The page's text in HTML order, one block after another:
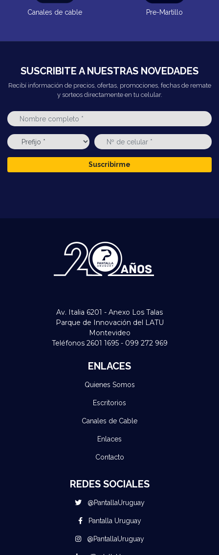
Canales de cable Pre-Martillo
SUSCRIBITE A NUESTRAS NOVEDADES
Recibí información de precios, ofertas, promociones, fechas de remate
y sorteos directamente en tu celular.
Suscribirme
Av. Italia 6201 - Anexo Los Talas
Parque de Innovación del LATU
Montevideo
Teléfonos 2601 1695 - 099 272 969
ENLACES
Quienes Somos
Escritorios
Canales de Cable
Enlaces
Contacto
REDES SOCIALES
@PantallaUruguay
Pantalla Uruguay
@PantallaUruguay